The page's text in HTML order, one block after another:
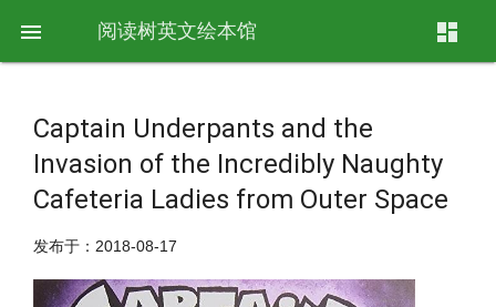
 阅读树英文绘本馆 dashboard
Captain Underpants and the
Invasion of the Incredibly Naughty
Cafeteria Ladies from Outer Space
发布于：2018-08-17